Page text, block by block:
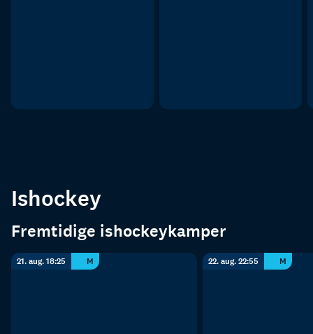
Ishockey
Fremtidige ishockeykamper
21. aug. 18:25 M 22. aug. 22:55 M